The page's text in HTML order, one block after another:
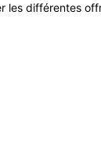
les différentes